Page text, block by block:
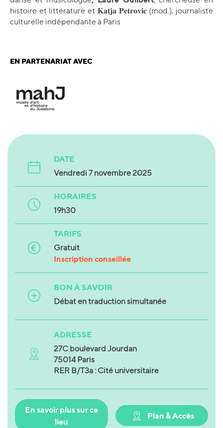
histoire et littérature et 𝐊𝐚𝐭𝐣𝐚 𝐏𝐞𝐭𝐫𝐨𝐯𝐢𝐜 (mod.), journaliste
culturelle indépendante à Paris
EN PARTENARIAT AVEC
DATE
Vendredi 7 novembre2025
HORAIRES
19h30
TARIFS
Gratuit
Inscription conseillée
BON À SAVOIR
Débat en traduction simultanée
ADRESSE
27C boulevard Jourdan
75014 Paris
RER B/T3a : Cité universitaire
En savoir plus sur ce
lieu
Plan & Accès